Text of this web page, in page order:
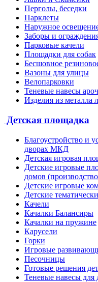
Перголы, беседки
Парклеты
Наружное
Заборы и
Парковые качели
Площадки для собак
Бесшовное
Вазоны для улицы
Велопарковки
Теневые навесы
Изделия из металла
Детская площадка
Благоустройство и
дворах МКД
Детская игровая
Детские игровые
домов
Детские игровые
Детские
Качели
Качалки Балансиры
Качалки на пружине
Карусели
Горки
Игровые
Песочницы
Готовые решения
Теневые навесы